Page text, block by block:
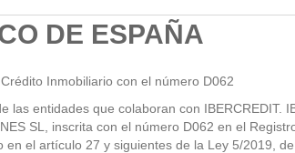
DE ESPAÑA
Inmobiliario con el número D062
entidades que colaboran con IBERCREDIT.
SL, inscrita con el número D062 en el
el artículo 27 y siguientes de la Ley 5/2019,